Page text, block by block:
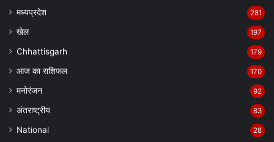
मध्यप्रदेश 281
खेल 197
Chhattisgarh 179
आज का राशिफल 170
मनोरंजन 92
अंतराष्ट्रीय 83
National 28